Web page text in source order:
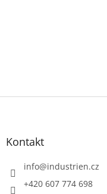
Z
Kontakt
info@industrien.cz
+420 607 774 698